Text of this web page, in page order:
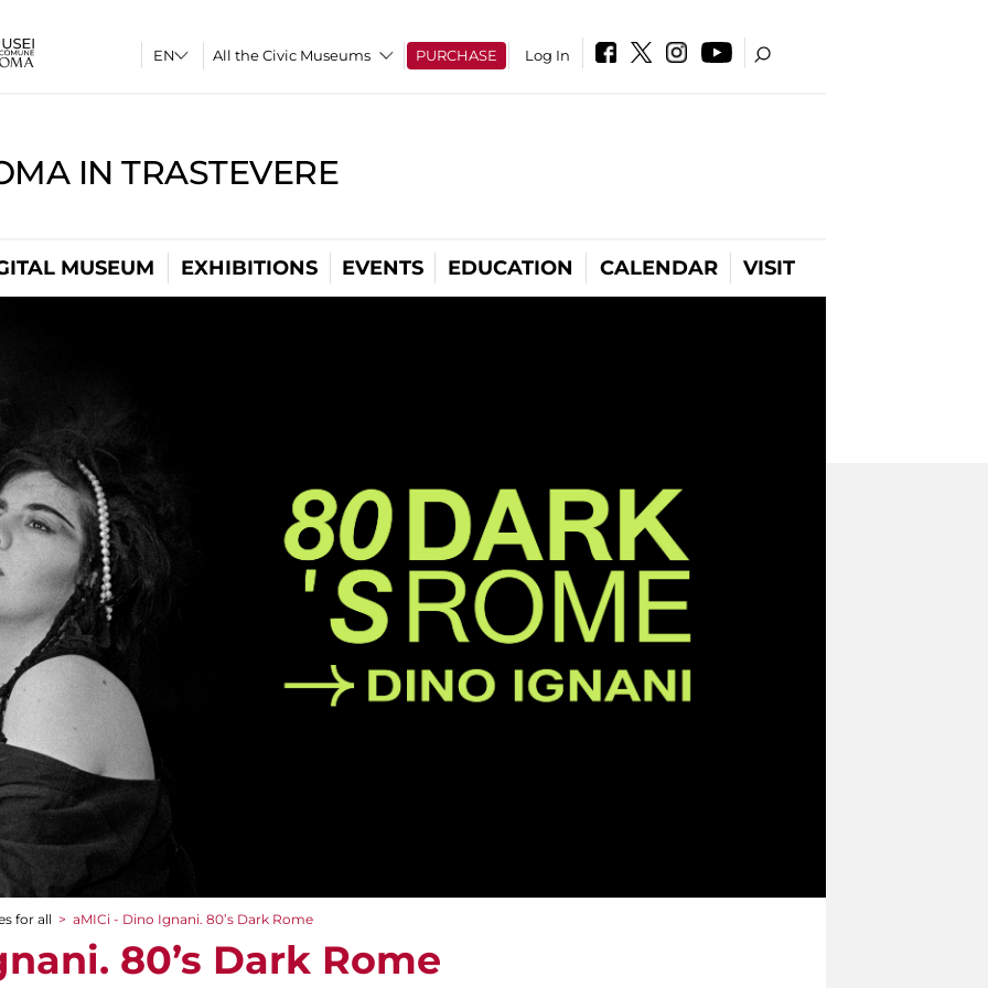
All the Civic Museums PURCHASE Log In
IN TRASTEVERE
MUSEUM EXHIBITIONS EVENTS EDUCATION CALENDAR VISIT
for all > aMICi - Dino Ignani. 80’s Dark Rome
80’s Dark Rome